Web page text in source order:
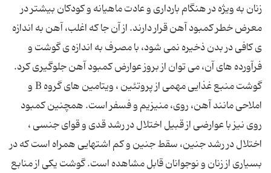
زنان به ویژه در هنگام بارداری و عادت ماهیانه و کودکان بیشتر در
معرض خطر کمبود آهن قرار دارند. از آن جا که اغلب، آهن به اندازه
ی کافی در بدن ذخیره نمی شود، با مصرف به اندازه ی گوشت و
فرآورده های آن، می توان از بروز عوارض کمبود آهن جلوگیری کرد.
گوشت منبع غذایی مهمی از پروتئین ، ویتامین های گروه B و
املاحی مانند آهن، روی، منیزیم و فسفر است. همچنین کمبود
روی نیز با عوارضی از قبیل اختلال در رشد قدی و قوای جنسی ،
اختلال در رشد جنین، سقط جنین و کم اشتهایی همراه است که در
بسیاری از زنان و نوجوانان قابل مشاهده است. گوشت یکی از منابع